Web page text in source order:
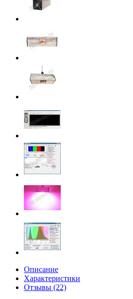
Описание
Характеристики
Отзывы (22)